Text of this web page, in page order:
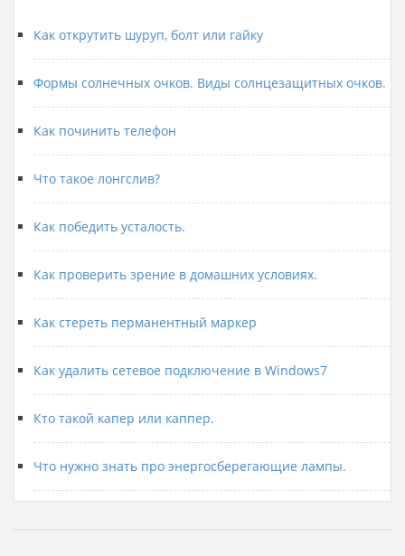
Как открутить шуруп, болт или гайку
Формы солнечных очков. Виды солнцезащитных очков.
Как починить телефон
Что такое лонгслив?
Как победить усталость.
Как проверить зрение в домашних условиях.
Как стереть перманентный маркер
Как удалить сетевое подключение в Windows7
Кто такой капер или каппер.
Что нужно знать про энергосберегающие лампы.